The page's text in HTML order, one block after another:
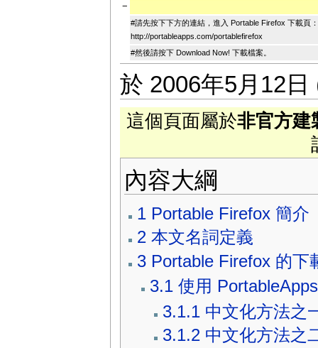
−
#請先按下下方的連結，進入 Portable Firefox 下載頁：
http://portableapps.com/portablefirefox
#然後請按下 Download Now! 下載檔案。
於 2006年5月12
這個頁面屬於非官方建
內容大綱
1 Portable Firefox 簡介
2 本文名詞定義
3 Portable Firefox 的下
3.1 使用
3.1.1 中文化方法之
3.1.2 中文化方法之